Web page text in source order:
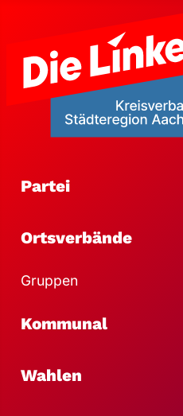
Partei
Ortsverbände
Gruppen
Kommunal
Wahlen